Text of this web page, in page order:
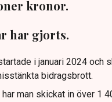
kronor.
har gjorts.
i januari 2024 och
bidragsbrott.
man skickat in över 1